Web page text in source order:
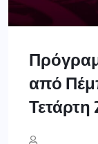
από
Τετάρτη